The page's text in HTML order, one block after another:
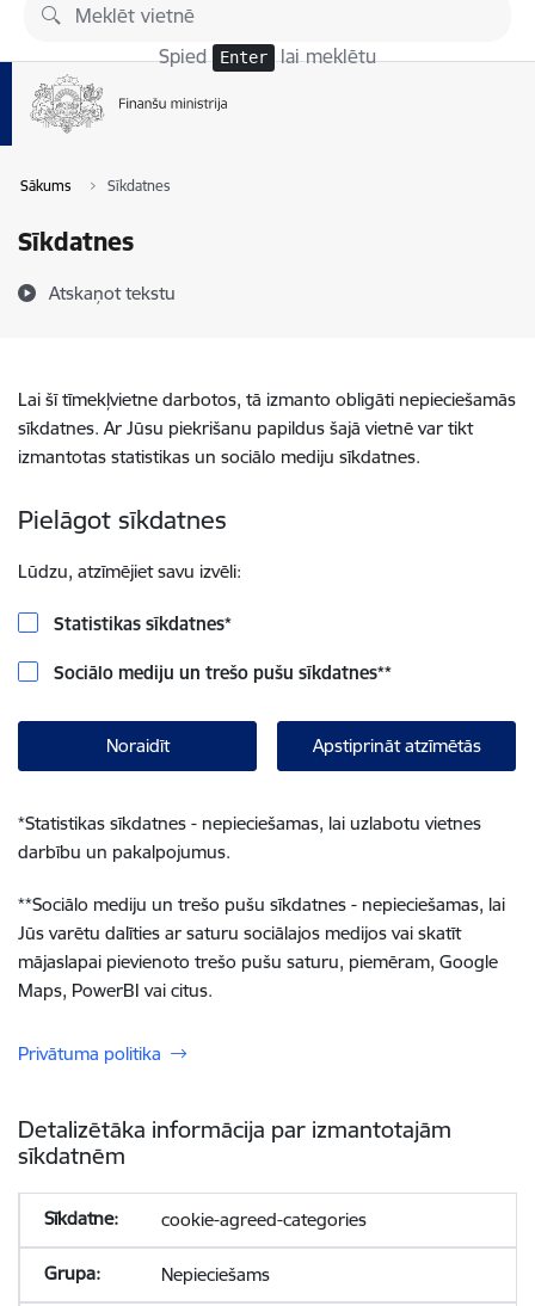
Pāriet uz lapas saturu
Spied Enter lai meklētu
Sākums Sīkdatnes
Sīkdatnes
Atskaņot tekstu
Lai šī tīmekļvietne darbotos, tā izmanto obligāti nepieciešamās
sīkdatnes. Ar Jūsu piekrišanu papildus šajā vietnē var tikt
izmantotas statistikas un sociālo mediju sīkdatnes.
Pielāgot sīkdatnes
Lūdzu, atzīmējiet savu izvēli:
Statistikas sīkdatnes*
Sociālo mediju un trešo pušu sīkdatnes**
Noraidīt Apstiprināt atzīmētās
*Statistikas sīkdatnes - nepieciešamas, lai uzlabotu vietnes
darbību un pakalpojumus.
**Sociālo mediju un trešo pušu sīkdatnes - nepieciešamas, lai
Jūs varētu dalīties ar saturu sociālajos medijos vai skatīt
mājaslapai pievienoto trešo pušu saturu, piemēram, Google
Maps, PowerBI vai citus.
Privātuma politika
Detalizētāka informācija par izmantotajām
sīkdatnēm
cookie-agreed-categories
Nepieciešams